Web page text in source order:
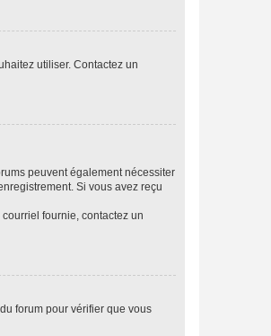
utiliser. Contactez un
peuvent également nécessiter
Si vous avez reçu
fournie, contactez un
forum pour vérifier que vous